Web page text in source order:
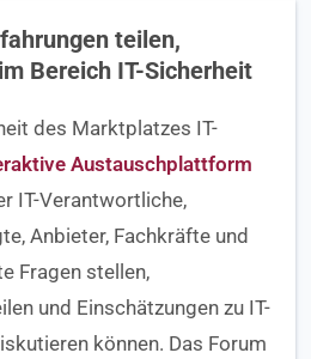
teilen,
Bereich IT-Sicherheit
des Marktplatzes IT-
Austauschplattform
IT-Verantwortliche,
Anbieter, Fachkräfte und
Fragen stellen,
und Einschätzungen zu IT-
können. Das Forum